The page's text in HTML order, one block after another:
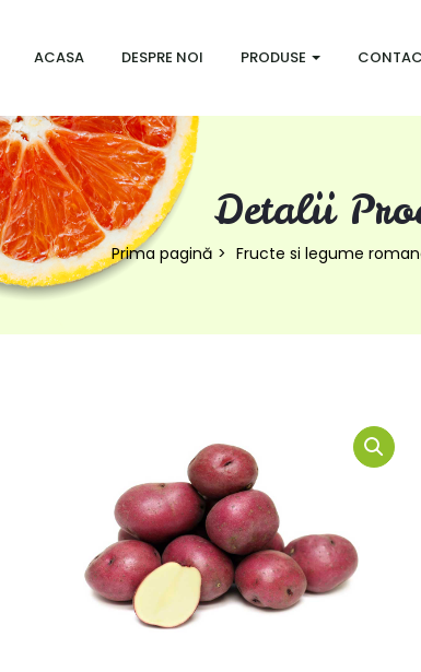
ACASA DESPRE NOI PRODUSE
Detalii
Prima pagină Fructe si legume